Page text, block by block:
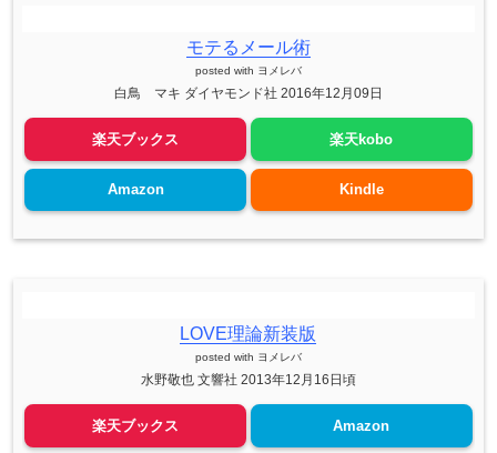
モテるメール術
posted with ヨメレバ
白鳥 マキ ダイヤモンド社 2016年12月09日
楽天ブックス 楽天kobo
Amazon Kindle
LOVE理論新装版
posted with ヨメレバ
水野敬也 文響社 2013年12月16日頃
楽天ブックス Amazon